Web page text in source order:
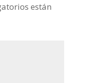
están